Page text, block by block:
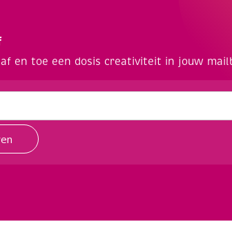
en toe een dosis creativiteit in jouw